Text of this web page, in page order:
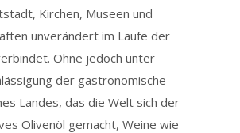
Kirchen, Museen und
unverändert im Laufe der
Ohne jedoch unter
der gastronomische
Landes, das die Welt sich der
Olivenöl gemacht, Weine wie